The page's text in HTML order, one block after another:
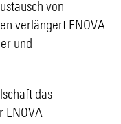
von
verlängert ENOVA
und
das